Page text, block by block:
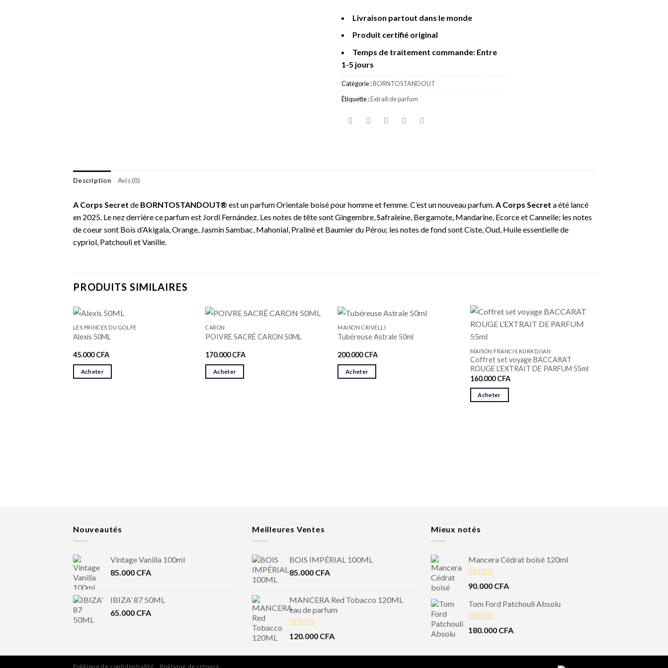
Livraison partout dans le monde
Produit certifié original
Temps de traitement commande: Entre
1-5 jours
Catégorie :BORNTOSTANDOUT
Étiquette :Extrait de parfum
Description Avis (0)
A Corps Secret de BORNTOSTANDOUT® est un parfum Orientale boisé pour homme et femme. C’est un nouveau parfum. A Corps Secret a été lancé
en 2025. Le nez derrière ce parfum est Jordi Fernández. Les notes de tête sont Gingembre, Safraleine, Bergamote, Mandarine, Ecorce et Cannelle; les notes
de coeur sont Bois d’Akigala, Orange, Jasmin Sambac, Mahonial, Praliné et Baumier du Pérou; les notes de fond sont Ciste, Oud, Huile essentielle de
cypriol, Patchouli et Vanille.
PRODUITS SIMILAIRES
LES PRINCES DU GOLFE
Alexis 50ML
45.000CFA
Acheter
CARON
POIVRE SACRÉ CARON 50ML
170.000CFA
Acheter
MAISON CRIVELLI
Tubéreuse Astrale 50ml
200.000CFA
Acheter
MAISON FRANCIS KURKDJIAN
Coffret set voyage BACCARAT
ROUGE L’EXTRAIT DE PARFUM 55ml
160.000CFA
Acheter
Nouveautés
Vintage Vanilla 100ml
85.000 CFA
IBIZA’ 87 50ML
65.000 CFA
Meilleures Ventes
BOIS IMPÉRIAL 100ML
85.000 CFA
MANCERA Red Tobacco 120ML
eau de parfum
Note4.50
120.000 CFA
Mieux notés
Mancera Cédrat boisé 120ml
Note5.00
90.000 CFA
Tom Ford Patchouli Absolu
Note5.00
180.000 CFA
Politique de confidentialité Politique de retours